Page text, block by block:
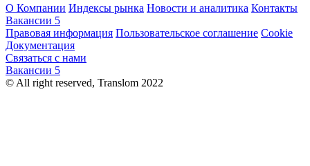
О Компании Индексы рынка Новости и аналитика Контакты
Вакансии 5
Правовая информация Пользовательское соглашение Cookie
Документация
Связаться с нами
Вакансии 5
© All right reserved, Translom 2022